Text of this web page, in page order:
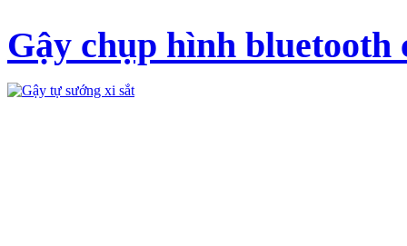
Gậy chụp hình bluetooth